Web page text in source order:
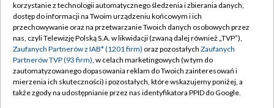
TVP
Abonament TVP
Emisja w TVP
Centrum informacji TVP
Naziemna Telewizja Cyfrowa
Regulamin TVP
Polityka prywatności
Moje zgody
Pomoc
korzystanie z technologii automatycznego śledzenia i zbierania danych,
dostęp do informacji na Twoim urządzeniu końcowym i ich
przechowywanie oraz na przetwarzanie Twoich danych osobowych przez
nas, czyli Telewizję Polską S.A. w likwidacji (zwaną dalej również „TVP”),
Zaufanych Partnerów z IAB* (1201 firm) oraz pozostałych Zaufanych
Partnerów TVP (93 firm), w celach marketingowych (w tym do
zautomatyzowanego dopasowania reklam do Twoich zainteresowań i
mierzenia ich skuteczności) i pozostałych, które wskazujemy poniżej, a
także zgody na udostępnianie przez nas identyfikatora PPID do Google.